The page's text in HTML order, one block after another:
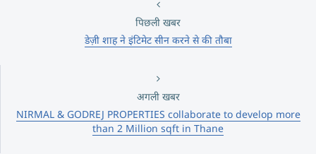
पिछली खबर
डेज़ी शाह ने इंटिमेट सीन करने से की तौबा
अगली खबर
NIRMAL & GODREJ PROPERTIES collaborate to develop more
than 2 Million sqft in Thane